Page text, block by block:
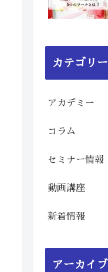
カテゴリー
アカデミー
コラム
セミナー情報
動画講座
新着情報
アーカイブ